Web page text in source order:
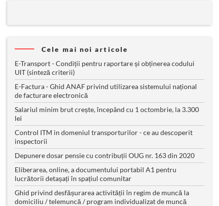
Cele mai noi articole
E-Transport - Condiții pentru raportare și obținerea codului
UIT (sinteză criterii)
E-Factura - Ghid ANAF privind utilizarea sistemului național
de facturare electronică
Salariul minim brut crește, începând cu 1 octombrie, la 3.300
lei
Control ITM in domeniul transporturilor - ce au descoperit
inspectorii
Depunere dosar pensie cu contribuții OUG nr. 163 din 2020
Eliberarea, online, a documentului portabil A1 pentru
lucrătorii detașați în spațiul comunitar
Ghid privind desfășurarea activității în regim de muncă la
domiciliu / telemuncă / program individualizat de muncă